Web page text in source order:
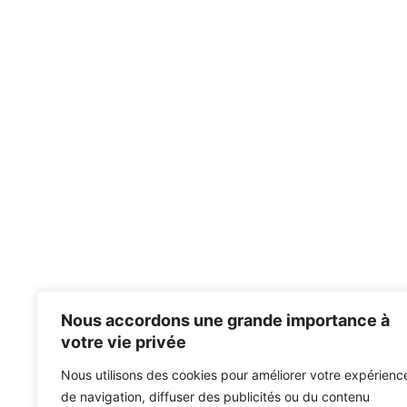
Nous accordons une grande importance à
votre vie privée
Nous utilisons des cookies pour améliorer votre
de navigation, diffuser des publicités ou du contenu